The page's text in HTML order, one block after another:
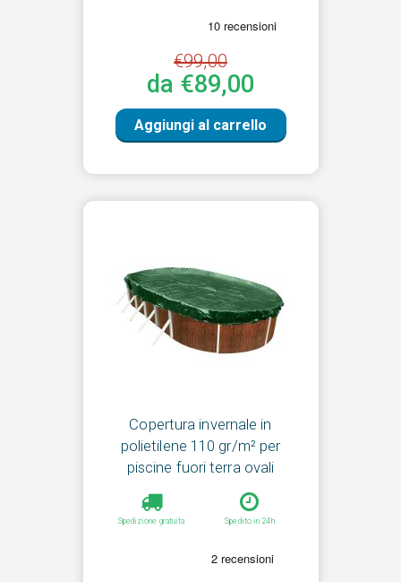
€99,00
da €89,00
Aggiungi al carrello
Copertura invernale in
polietilene 110 gr/m² per
piscine fuori terra ovali
Spedizione gratuita Spedito in 24h